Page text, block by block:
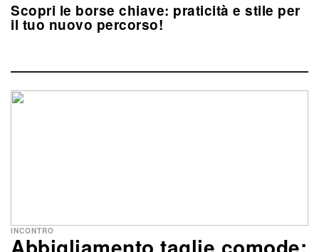
Scopri le borse chiave: praticità e stile per
il tuo nuovo percorso!
INCONTRO